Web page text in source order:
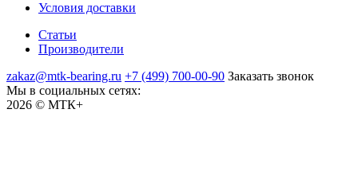
Условия доставки
Статьи
Производители
zakaz@mtk-bearing.ru +7 (499) 700-00-90 Заказать звонок
Мы в социальных сетях:
2026 © МТК+